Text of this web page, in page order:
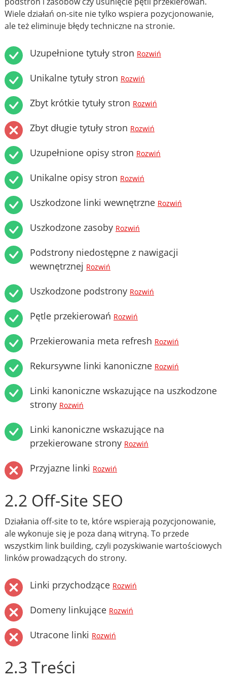
Wiele działań on-site nie tylko wspiera pozycjonowanie,
ale też eliminuje błędy techniczne na stronie.
Uzupełnione tytuły stron Rozwiń
Unikalne tytuły stron Rozwiń
Zbyt krótkie tytuły stron Rozwiń
Zbyt długie tytuły stron Rozwiń
Uzupełnione opisy stron Rozwiń
Unikalne opisy stron Rozwiń
Uszkodzone linki wewnętrzne Rozwiń
Uszkodzone zasoby Rozwiń
Podstrony niedostępne z nawigacji
wewnętrznej Rozwiń
Uszkodzone podstrony Rozwiń
Pętle przekierowań Rozwiń
Przekierowania meta refresh Rozwiń
Rekursywne linki kanoniczne Rozwiń
Linki kanoniczne wskazujące na uszkodzone
strony Rozwiń
Linki kanoniczne wskazujące na
przekierowane strony Rozwiń
Przyjazne linki Rozwiń
2.2 Off-Site SEO
Działania off-site to te, które wspierają pozycjonowanie,
ale wykonuje się je poza daną witryną. To przede
wszystkim link building, czyli pozyskiwanie wartościowych
linków prowadzących do strony.
Linki przychodzące Rozwiń
Domeny linkujące Rozwiń
Utracone linki Rozwiń
2.3 Treści